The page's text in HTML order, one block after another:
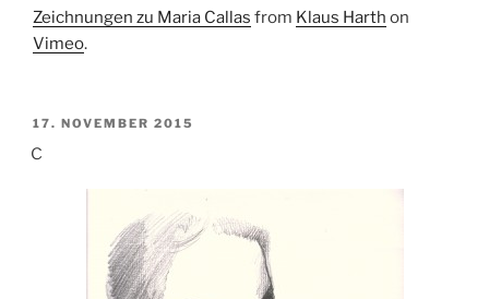
Zeichnungen zu Maria Callas from Klaus Harth on
Vimeo.
VERÖFFENTLICHT
17. NOVEMBER 2015
c